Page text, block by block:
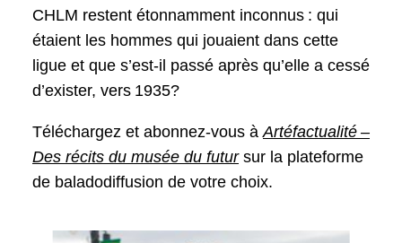
CHLM restent étonnamment inconnus : qui
étaient les hommes qui jouaient dans cette
ligue et que s’est-il passé après qu’elle a cessé
d’exister, vers 1935?
Téléchargez et abonnez-vous à Artéfactualité –
Des récits du musée du futursur la plateforme
de baladodiffusion de votre choix.